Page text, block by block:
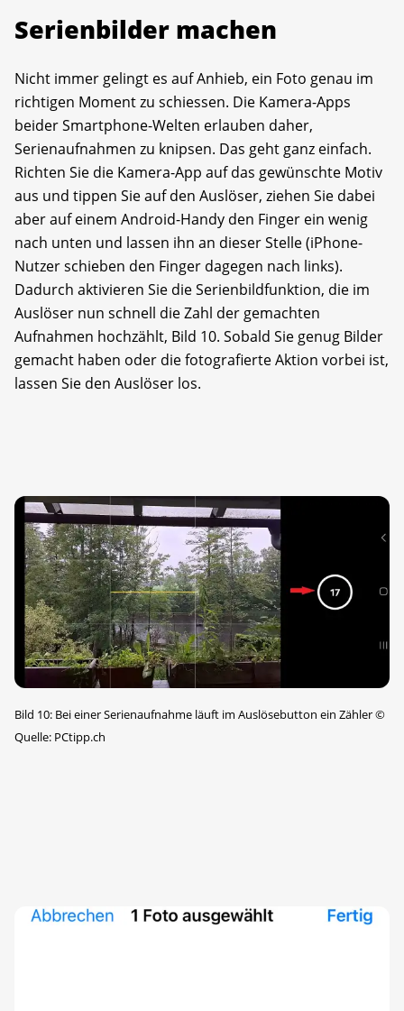
Serienbilder machen
Nicht immer gelingt es auf Anhieb, ein Foto genau im
richtigen Moment zu schiessen. Die Kamera-Apps
beider Smartphone-Welten erlauben daher,
Serienaufnahmen zu knipsen. Das geht ganz einfach.
Richten Sie die Kamera-App auf das gewünschte Motiv
aus und tippen Sie auf den Auslöser, ziehen Sie dabei
aber auf einem Android-Handy den Finger ein wenig
nach unten und lassen ihn an dieser Stelle (iPhone-
Nutzer schieben den Finger dagegen nach links).
Dadurch aktivieren Sie die Serienbildfunktion, die im
Auslöser nun schnell die Zahl der gemachten
Aufnahmen hochzählt, Bild 10. Sobald Sie genug Bilder
gemacht haben oder die fotografierte Aktion vorbei ist,
lassen Sie den Auslöser los.
Bild 10: Bei einer Serienaufnahme läuft im Auslösebutton ein Zähler©
Quelle: PCtipp.ch